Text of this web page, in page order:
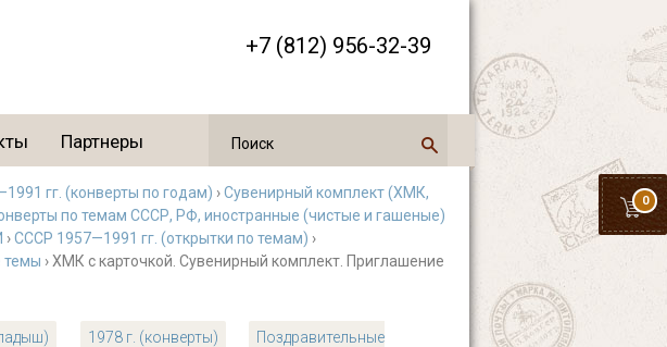
+7 (812) 956-32-39
0
Партнеры
гг. (конверты по годам) ›Сувенирный комплект (ХМК,
по темам СССР, РФ, иностранные (чистые и гашеные)
›СССР 1957—1991 гг. (открытки по темам) ›
темы › ХМК с карточкой. Сувенирный комплект. Приглашение
1978 г. (конверты)
Поздравительные